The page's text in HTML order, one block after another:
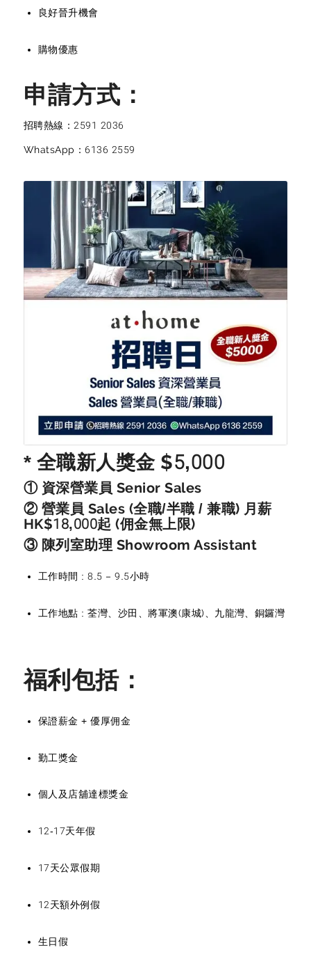
良好晉升機會
購物優惠
申請方式：
招聘熱線：2591 2036
WhatsApp：6136 2559
* 全職新人獎金 $5,000
① 資深營業員 Senior Sales
② 營業員 Sales (全職/半職 / 兼職) 月薪
HK$18,000起 (佣金無上限)
③ 陳列室助理 Showroom Assistant
工作時間 : 8.5 – 9.5小時
工作地點 : 荃灣、沙田、將軍澳(康城)、九龍灣、銅鑼灣
福利包括：
保證薪金 + 優厚佣金
勤工獎金
個人及店舖達標獎金
12-17天年假
17天公眾假期
12天額外例假
生日假